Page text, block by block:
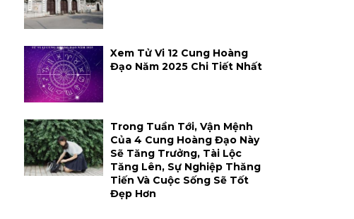
Xem Tử Vi 12 Cung Hoàng
Đạo Năm 2025 Chi Tiết Nhất
Trong Tuần Tới, Vận Mệnh
Của 4 Cung Hoàng Đạo Này
Sẽ Tăng Trưởng, Tài Lộc
Tăng Lên, Sự Nghiệp Thăng
Tiến Và Cuộc Sống Sẽ Tốt
Đẹp Hơn